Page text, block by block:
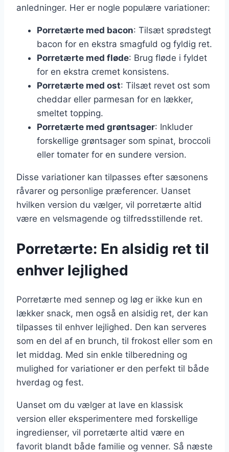
anledninger. Her er nogle populære variationer:
Porretærte med bacon: Tilsæt sprødstegt
bacon for en ekstra smagfuld og fyldig ret.
Porretærte med fløde: Brug fløde i fyldet
for en ekstra cremet konsistens.
Porretærte med ost: Tilsæt revet ost som
cheddar eller parmesan for en lækker,
smeltet topping.
Porretærte med grøntsager: Inkluder
forskellige grøntsager som spinat, broccoli
eller tomater for en sundere version.
Disse variationer kan tilpasses efter sæsonens
råvarer og personlige præferencer. Uanset
hvilken version du vælger, vil porretærte altid
være en velsmagende og tilfredsstillende ret.
Porretærte: En alsidig ret til
enhver lejlighed
Porretærte med sennep og løg er ikke kun en
lækker snack, men også en alsidig ret, der kan
tilpasses til enhver lejlighed. Den kan serveres
som en del af en brunch, til frokost eller som en
let middag. Med sin enkle tilberedning og
mulighed for variationer er den perfekt til både
hverdag og fest.
Uanset om du vælger at lave en klassisk
version eller eksperimentere med forskellige
ingredienser, vil porretærte altid være en
favorit blandt både familie og venner. Så næste